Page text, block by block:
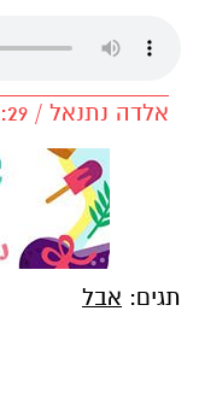
אלדה נתנאל / 11:29 10.05.26
תגים: אבל